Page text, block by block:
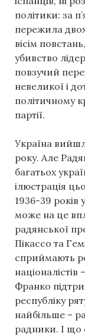
політики: за
пережила
вісім
убивство
повзучий
невеликої і
політичному
партії.
Україна
року. Але
багатьох
ілюстрація
1936-39 років
може на це
радянської
Пікассо та
сприймають
Франко
республіку
найбільше –
радники. І